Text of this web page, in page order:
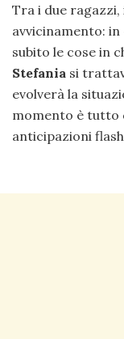
Tra i due ragazzi,
avvicinamento: in
subito le cose in
Stefania si
evolverà la
momento è tutto
anticipazioni